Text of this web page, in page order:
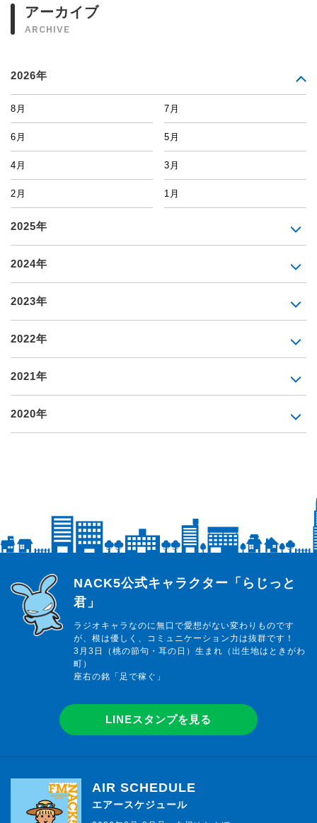
アーカイブ
ARCHIVE
2026年
8月 7月
6月 5月
4月 3月
2月 1月
2025年
2024年
2023年
2022年
2021年
2020年
らじっと君
NACK5公式キャラクター「らじっと
君」
ラジオキャラなのに無口で愛想がない変わりものです
が、根は優しく、コミュニケーション力は抜群です！
3月3日（桃の節句・耳の日）生まれ（出生地はときがわ
町）
座右の銘「足で稼ぐ」
LINEスタンプを見る
AIR SCHEDULE
エアースケジュール